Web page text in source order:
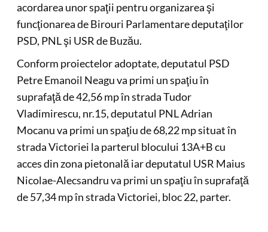
acordarea unor spaţii pentru organizarea şi
funcţionarea de Birouri Parlamentare deputaţilor
PSD, PNL şi USR de Buzău.
Conform proiectelor adoptate, deputatul PSD
Petre Emanoil Neagu va primi un spaţiu în
suprafaţă de 42,56 mp în strada Tudor
Vladimirescu, nr.15, deputatul PNL Adrian
Mocanu va primi un spaţiu de 68,22 mp situat în
strada Victoriei la parterul blocului 13A+B cu
acces din zona pietonală iar deputatul USR Maius
Nicolae-Alecsandru va primi un spaţiu în suprafaţă
de 57,34 mp în strada Victoriei, bloc 22, parter.